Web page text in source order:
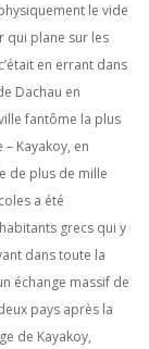
le vide
qui plane sur les
en errant dans
Dachau en
fantôme la plus
Kayakoy, en
de plus de mille
a été
grecs qui y
dans toute la
échange massif de
pays après la
de Kayakoy,